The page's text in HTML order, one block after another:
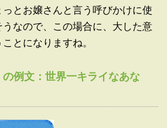
っとお嬢さんと言う呼びかけに使
なので、この場合に、大した意
とになりますね。
例文：世界一キライなあな